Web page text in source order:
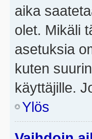
aika
olet. Mikäli
asetuksia
kuten
käyttäjille.
Ylös